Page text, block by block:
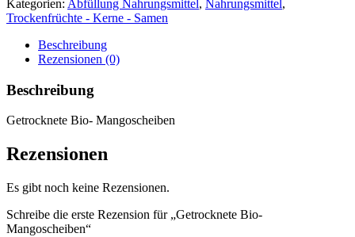
Kategorien: Abfüllung Nahrungsmittel, Nahrungsmittel,
Trockenfrüchte - Kerne - Samen
Beschreibung
Rezensionen (0)
Beschreibung
Getrocknete Bio- Mangoscheiben
Rezensionen
Es gibt noch keine Rezensionen.
Schreibe die erste Rezension für „Getrocknete Bio-
Mangoscheiben“